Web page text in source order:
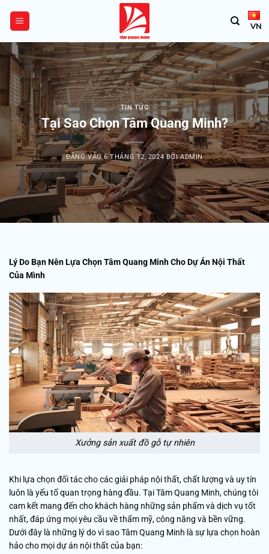
dung
VN
TIN TỨC
Tại Sao Chọn Tâm Quang Minh?
ĐĂNG VÀO6 THÁNG 12, 2024 BỞIADMIN
Lý Do Bạn Nên Lựa Chọn Tâm Quang Minh Cho Dự Án Nội Thất
Của Mình
Xưởng sản xuất đồ gỗ tự nhiên
Khi lựa chọn đối tác cho các giải pháp nội thất, chất lượng và uy tín
luôn là yếu tố quan trọng hàng đầu. Tại Tâm Quang Minh, chúng tôi
cam kết mang đến cho khách hàng những sản phẩm và dịch vụ tốt
nhất, đáp ứng mọi yêu cầu về thẩm mỹ, công năng và bền vững.
Dưới đây là những lý do vì sao Tâm Quang Minh là sự lựa chọn hoàn
hảo cho mọi dự án nội thất của bạn: